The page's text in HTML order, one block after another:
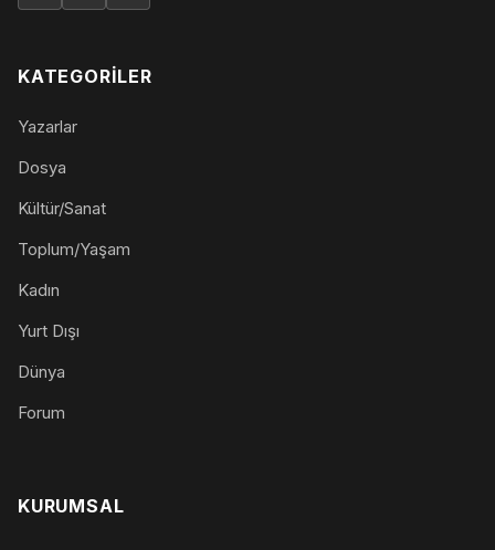
KATEGORILER
Yazarlar
Dosya
Kültür/Sanat
Toplum/Yaşam
Kadın
Yurt Dışı
Dünya
Forum
KURUMSAL